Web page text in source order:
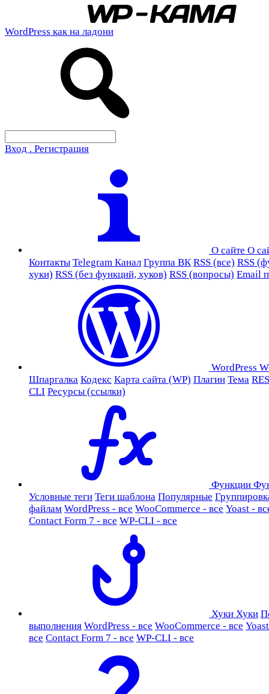
WordPress как на ладони
Вход . Регистрация
О сайте О
Контакты Telegram Канал Группа ВК RSS (все) RSS
хуки) RSS (без функций, хуков) RSS (вопросы) Email
WordPress
Шпаргалка Кодекс Карта сайта (WP) Плагин Тема
CLI Ресурсы (ссылки)
Функции
Условные теги Теги шаблона Популярные
файлам WordPress - все WooCommerce - все Yoast -
Contact Form 7 - все WP-CLI - все
Хуки Хуки
выполнения WordPress - все WooCommerce - все
все Contact Form 7 - все WP-CLI - все